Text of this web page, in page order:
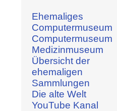
Ehemaliges
Computermuseum
Computermuseum
Medizinmuseum
Übersicht der
ehemaligen
Sammlungen
Die alte Welt
YouTube Kanal